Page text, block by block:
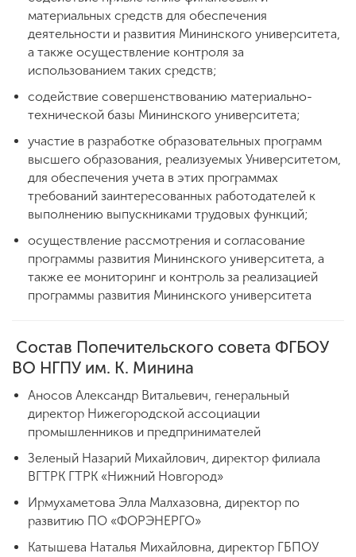
Международная
деятельность
деятельности
Студенческая жизнь
Сведения об
образовательной
организации
ENG SPN CHI
Приемная
+7 (831) 262-26-20
материальных средств для обеспечения
деятельности и развития Мининского университета,
а также осуществление контроля за
использованием таких средств;
содействие совершенствованию материально-
технической базы Мининского университета;
участие в разработке образовательных программ
высшего образования, реализуемых Университетом,
для обеспечения учета в этих программах
требований заинтересованных работодателей к
выполнению выпускниками трудовых функций;
осуществление рассмотрения и согласование
программы развития Мининского университета, а
также ее мониторинг и контроль за реализацией
программы развития Мининского университета
Состав Попечительского совета ФГБОУ
ВО НГПУ им. К. Минина
Аносов Александр Витальевич, генеральный
директор Нижегородской ассоциации
промышленников и предпринимателей
Зеленый Назарий Михайлович, директор филиала
ВГТРК ГТРК «Нижний Новгород»
Ирмухаметова Элла Малхазовна, директор по
развитию ПО «ФОРЭНЕРГО»
Катышева Наталья Михайловна, директор ГБПОУ